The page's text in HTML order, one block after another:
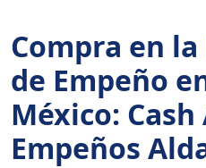
Compra en
de Empeño
México: Cash
Empeños